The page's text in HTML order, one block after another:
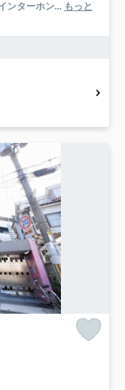
ンターホン... もっと